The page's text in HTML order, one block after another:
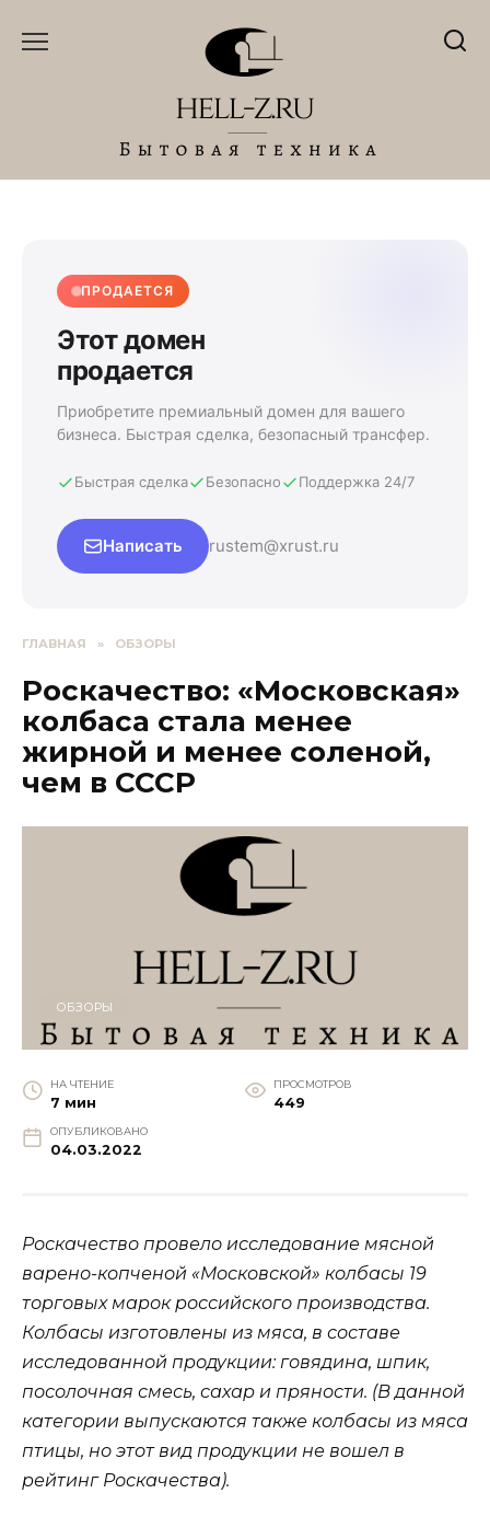
ПРОДАЕТСЯ
Этот домен
продается
Приобретите премиальный домен для вашего
бизнеса. Быстрая сделка, безопасный трансфер.
Быстрая сделка Безопасно Поддержка 24/7
Написать rustem@xrust.ru
ГЛАВНАЯ » ОБЗОРЫ
Роскачество: «Московская»
колбаса стала менее
жирной и менее соленой,
чем в СССР
ОБЗОРЫ
НА ЧТЕНИЕ
7 мин
ПРОСМОТРОВ
449
ОПУБЛИКОВАНО
04.03.2022
Роскачество провело исследование мясной
варено-копченой «Московской» колбасы 19
торговых марок российского производства.
Колбасы изготовлены из мяса, в составе
исследованной продукции: говядина, шпик,
посолочная смесь, сахар и пряности. (В данной
категории выпускаются также колбасы из мяса
птицы, но этот вид продукции не вошел в
рейтинг Роскачества).